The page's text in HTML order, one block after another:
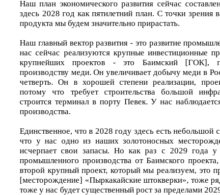
Наш план экономического развития сейчас
здесь 2028 год как пятилетний план. С точки зрения
продукта мы будем значительно прирастать.
Наш главный вектор развития - это развитие
нас сейчас реализуются крупные инвестиционные
крупнейших проектов - это Баимский [ГОК],
производству меди. Он увеличивает добычу меди в
четверть. Он в хорошей степени реализации,
потому что требует строительства большой
строится терминал в порту Певек. У нас
производства.
Единственное, что в 2028 году здесь есть небольшой
что у нас одно из наших золотоносных
исчерпает свои запасы. Но как раз с 2029 года у
промышленного производства от Баимского
второй крупный проект, который мы реализуем, это
[месторождение] «Пыркакайские штокверки», тоже
тоже у нас будет существенный рост за пределами